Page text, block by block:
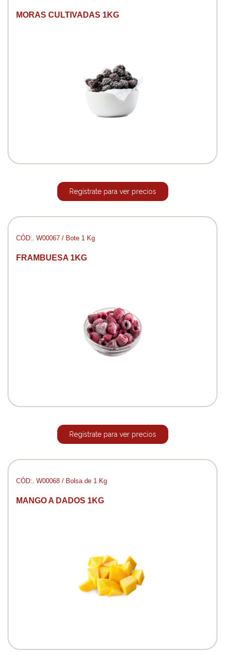
MORAS CULTIVADAS 1KG
Regístrate para ver precios
CÓD:. W00067 / Bote 1 Kg
FRAMBUESA 1KG
Regístrate para ver precios
CÓD:. W00068 / Bolsa de 1 Kg
MANGO A DADOS 1KG